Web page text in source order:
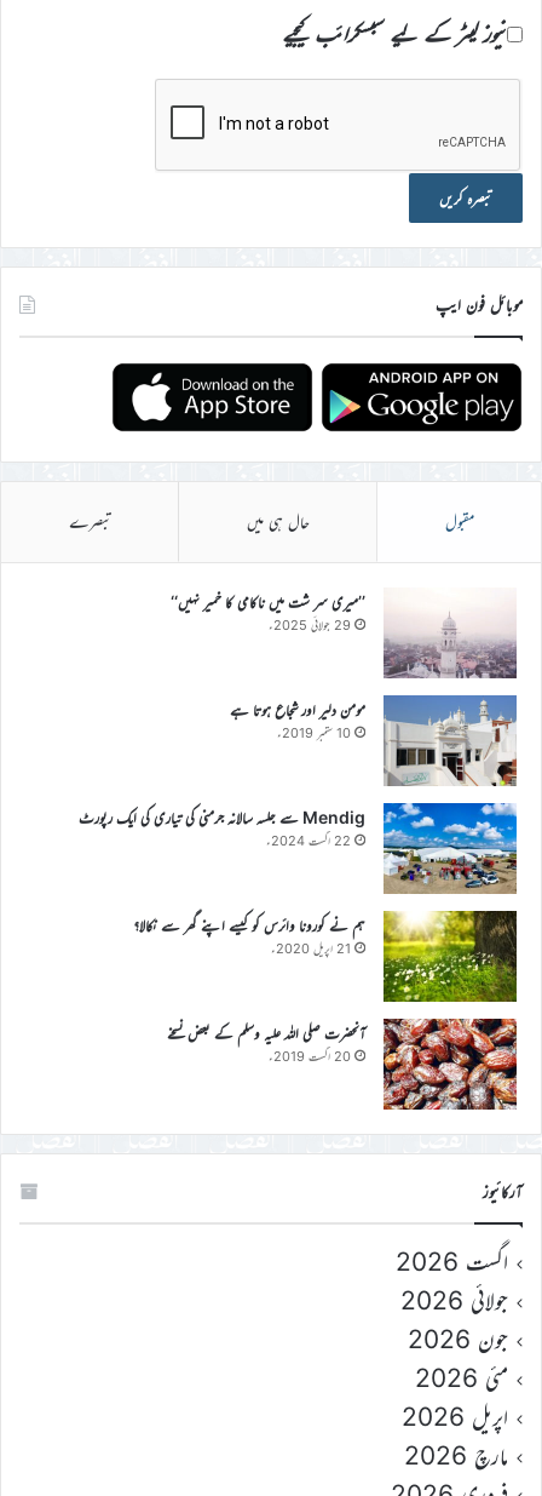
نیوز لیٹر کے لیے سبسکرائب کیجیے
موبائل فون ایپ
مقبول حال ہی میں تبصرے
’’میری سر شت میں ناکامی کا خمیر نہیں‘‘
29 جولائی 2025ء
مومن دلیر اور شجاع ہوتا ہے
10 ستمبر 2019ء
Mendig سے جلسہ سالانہ جرمنی کی تیاری کی ایک رپورٹ
22 اگست 2024ء
ہم نے کورونا وائرس کو کیسے اپنے گھر سے نکالا؟
21 اپریل 2020ء
آنحضرت صلی اللہ علیہ وسلم کے بعض نسخے
20 اگست 2019ء
آرکائیوز
اگست 2026
جولائی 2026
جون 2026
مئی 2026
اپریل 2026
مارچ 2026